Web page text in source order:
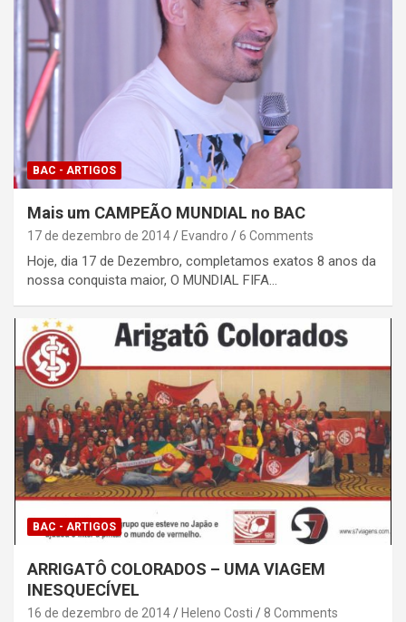
BAC - ARTIGOS
Mais um CAMPEÃO MUNDIAL no BAC
17 de dezembro de 2014 Evandro 6 Comments
Hoje, dia 17 de Dezembro, completamos exatos 8 anos da
nossa conquista maior, O MUNDIAL FIFA…
BAC - ARTIGOS
ARRIGATÔ COLORADOS – UMA VIAGEM
INESQUECÍVEL
16 de dezembro de 2014 Heleno Costi 8 Comments